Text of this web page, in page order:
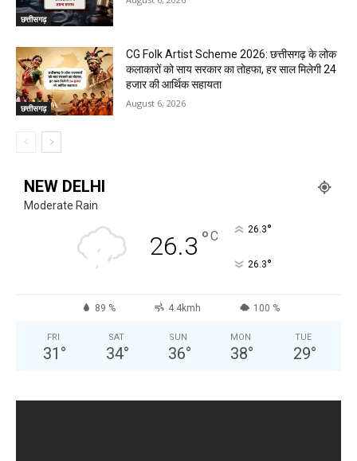
छत्तीसगढ़
छत्तीसगढ़
CG Folk Artist Scheme 2026: छत्तीसगढ़ के लोक
कलाकारों को साय सरकार का तोहफा, हर साल मिलेगी 24
हजार की आर्थिक सहायता
August 6, 2026
NEW DELHI
Moderate Rain
26.3 °C 26.3°
26.3°
89 % 4.4kmh 100 %
FRI
31 °
SAT
34°
SUN
36°
MON
38°
TUE
29°